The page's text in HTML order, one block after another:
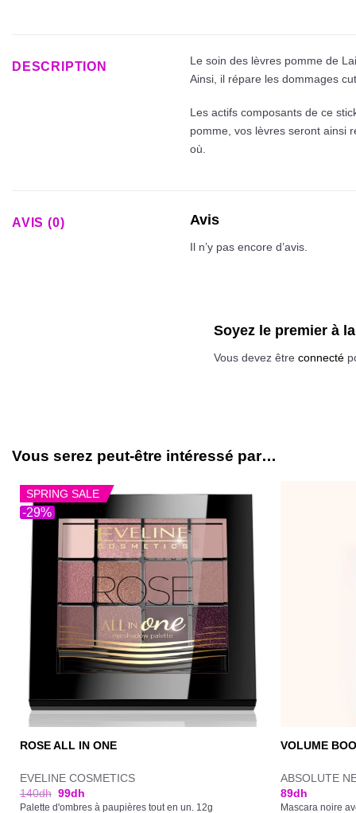
DESCRIPTION
Le soin des lèvres pomme de
Ainsi, il répare les dommages
Les actifs composants de ce
pomme, vos lèvres seront ainsi
où.
AVIS (0) Avis
Il n’y pas encore d’avis.
Soyez le premier à
Vous devez être connecté
Vous serez peut-être intéressé par…
-29%
SPRING SALE
ROSE ALL IN ONE
EVELINE COSMETICS
140dh 99dh
Palette d'ombres à paupières tout en un. 12g
VOLUME
ABSOLUTE
89dh
Mascara noire